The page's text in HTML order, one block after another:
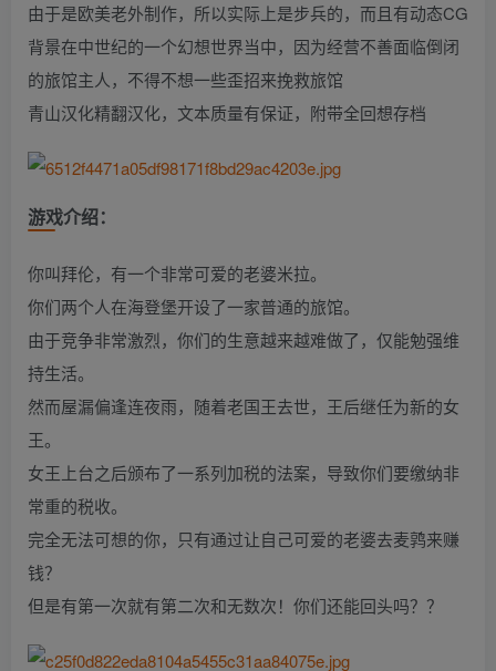
由于是欧美老外制作，所以实际上是步兵的，而且有动态CG
背景在中世纪的一个幻想世界当中，因为经营不善面临倒闭
的旅馆主人，不得不想一些歪招来挽救旅馆
青山汉化精翻汉化，文本质量有保证，附带全回想存档
游戏介绍：
你叫拜伦，有一个非常可爱的老婆米拉。
你们两个人在海登堡开设了一家普通的旅馆。
由于竞争非常激烈，你们的生意越来越难做了，仅能勉强维
持生活。
然而屋漏偏逢连夜雨，随着老国王去世，王后继任为新的女
王。
女王上台之后颁布了一系列加税的法案，导致你们要缴纳非
常重的税收。
完全无法可想的你，只有通过让自己可爱的老婆去麦鹑来赚
钱？
但是有第一次就有第二次和无数次！你们还能回头吗？？